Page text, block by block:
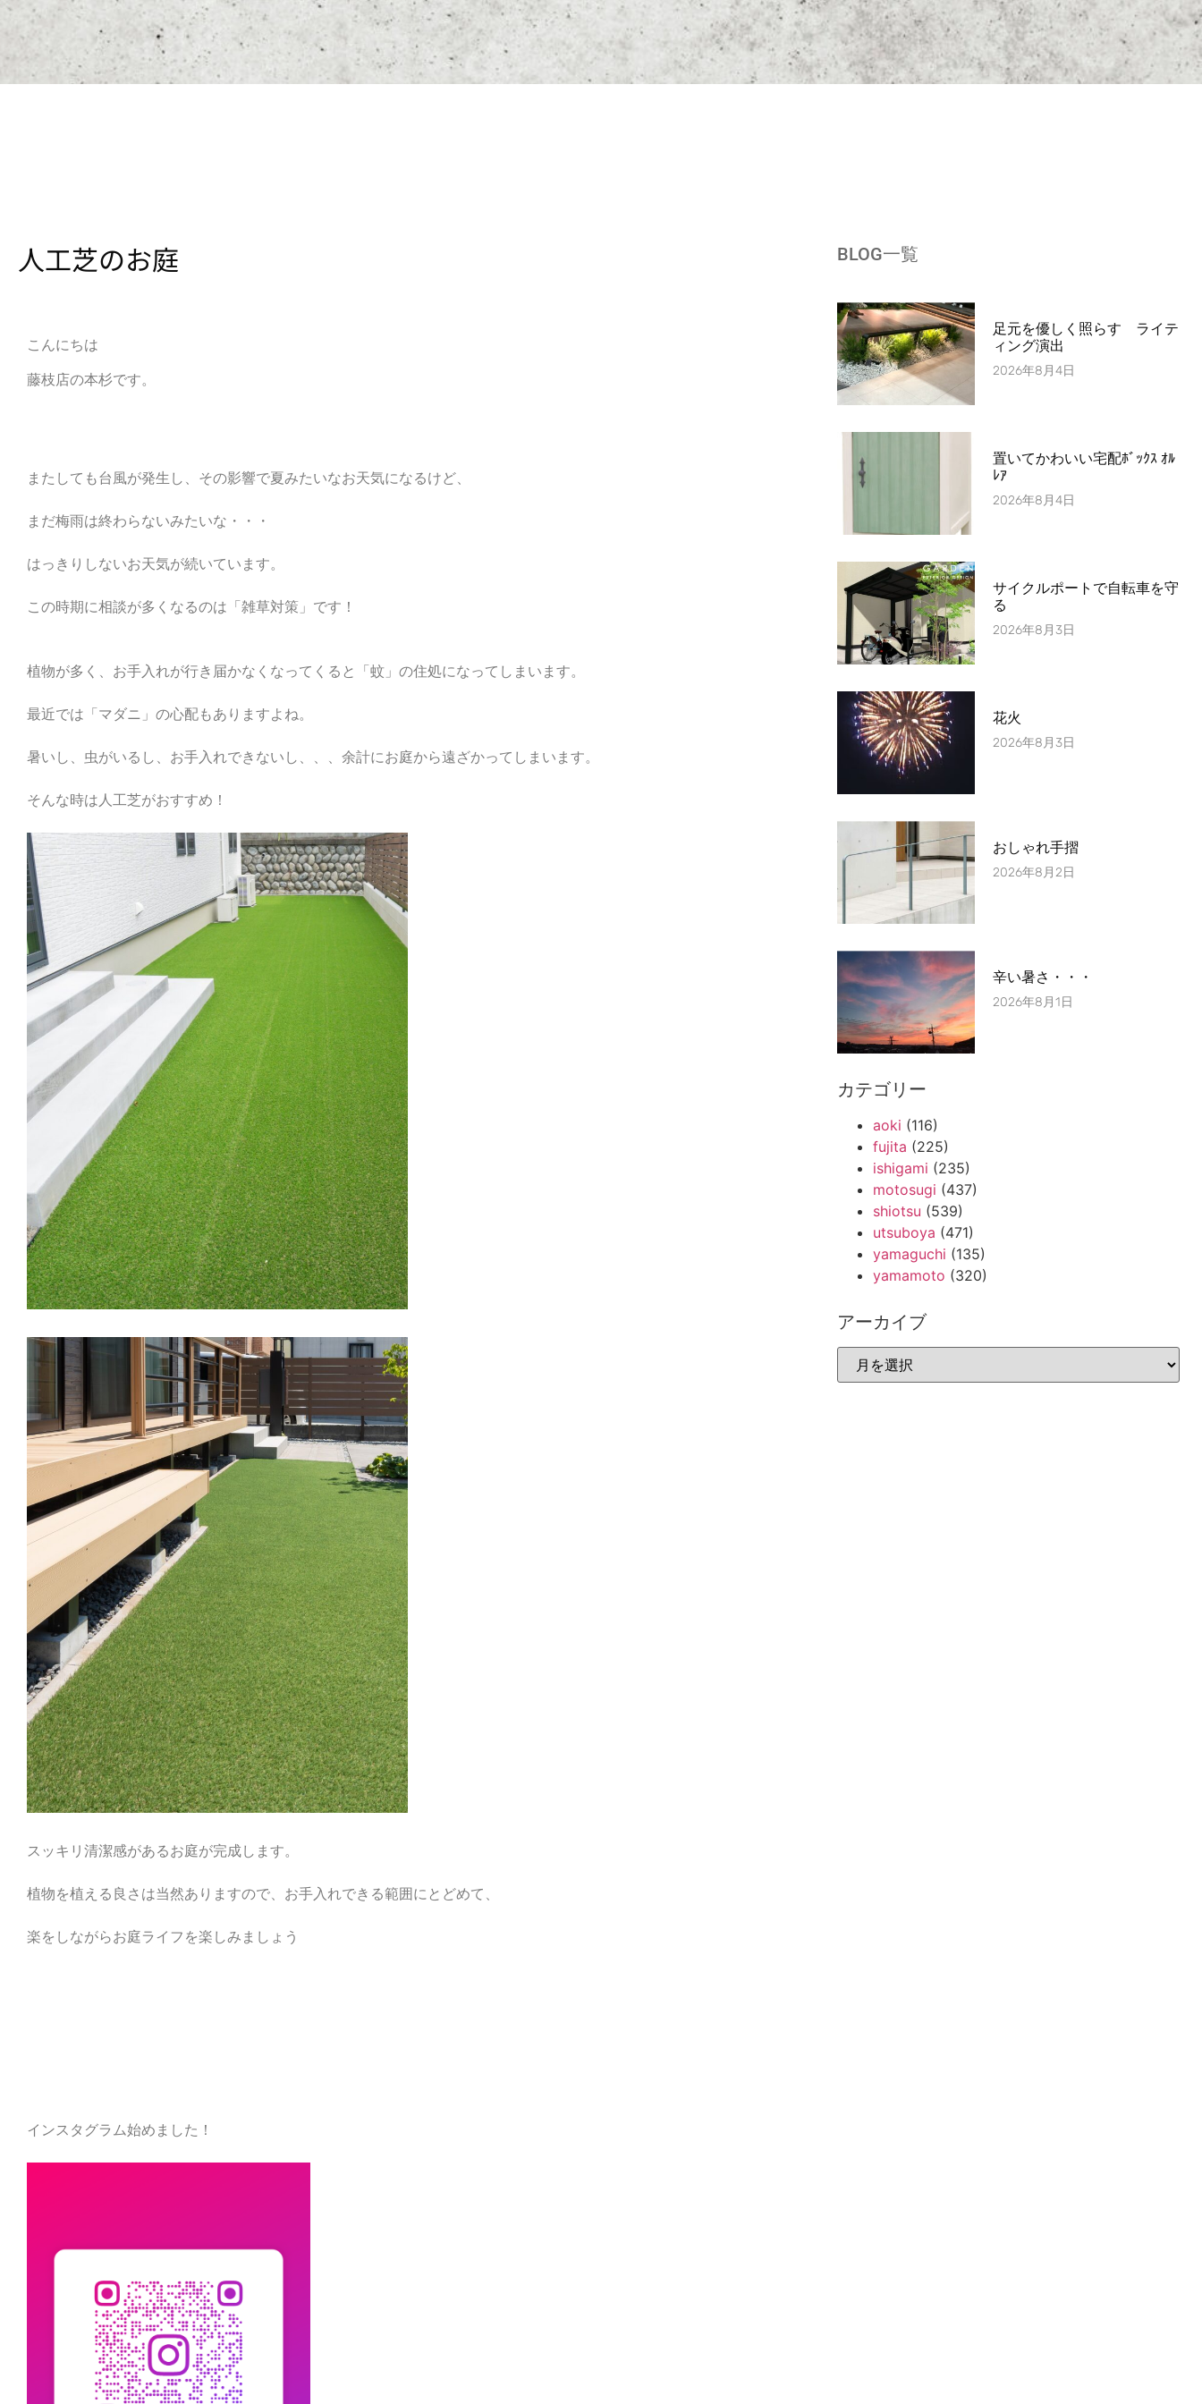
人工芝のお庭
こんにちは
藤枝店の本杉です。
またしても台風が発生し、その影響で夏みたいなお天気になるけど、
まだ梅雨は終わらないみたいな・・・
はっきりしないお天気が続いています。
この時期に相談が多くなるのは「雑草対策」です！
植物が多く、お手入れが行き届かなくなってくると「蚊」の住処になってしまいます。
最近では「マダニ」の心配もありますよね。
暑いし、虫がいるし、お手入れできないし、、、余計にお庭から遠ざかってしまいます。
そんな時は人工芝がおすすめ！
スッキリ清潔感があるお庭が完成します。
植物を植える良さは当然ありますので、お手入れできる範囲にとどめて、
楽をしながらお庭ライフを楽しみましょう
インスタグラム始めました！
BLOG一覧
足元を優しく照らす ライテ
ィング演出
2026年8月4日
置いてかわいい宅配ﾎﾞｯｸｽ ｵﾙ
ﾚｱ
2026年8月4日
サイクルポートで自転車を守
る
2026年8月3日
花火
2026年8月3日
おしゃれ手摺
2026年8月2日
辛い暑さ・・・
2026年8月1日
カテゴリー
aoki (116)
fujita (225)
ishigami (235)
motosugi (437)
shiotsu (539)
utsuboya (471)
yamaguchi (135)
yamamoto (320)
アーカイブ